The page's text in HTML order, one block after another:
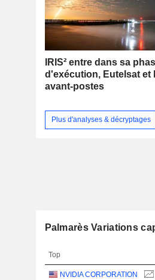
IRIS² entre dans sa
d'exécution, Eutelsat et
avant-postes
Plus d'analyses & décryptages
Palmarès Variations
Top
NVIDIA CORPORATION